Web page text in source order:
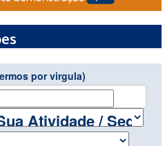
por virgula)